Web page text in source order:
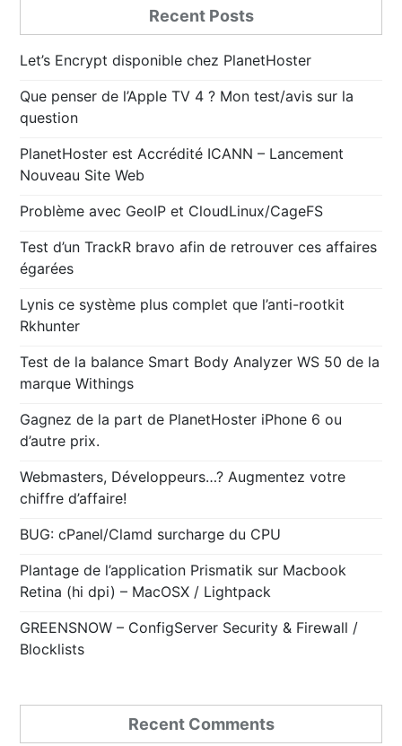
Recent Posts
Let’s Encrypt disponible chez PlanetHoster
Que penser de l’Apple TV 4 ? Mon test/avis sur la
question
PlanetHoster est Accrédité ICANN – Lancement
Nouveau Site Web
Problème avec GeoIP et CloudLinux/CageFS
Test d’un TrackR bravo afin de retrouver ces affaires
égarées
Lynis ce système plus complet que l’anti-rootkit
Rkhunter
Test de la balance Smart Body Analyzer WS 50 de la
marque Withings
Gagnez de la part de PlanetHoster iPhone 6 ou
d’autre prix.
Webmasters, Développeurs…? Augmentez votre
chiffre d’affaire!
BUG: cPanel/Clamd surcharge du CPU
Plantage de l’application Prismatik sur Macbook
Retina (hi dpi) – MacOSX / Lightpack
GREENSNOW – ConfigServer Security & Firewall /
Blocklists
Recent Comments